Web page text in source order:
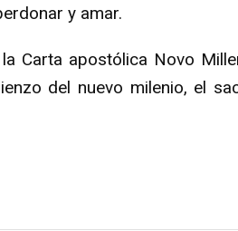
y amar.
Carta apostólica Novo
del nuevo milenio, el